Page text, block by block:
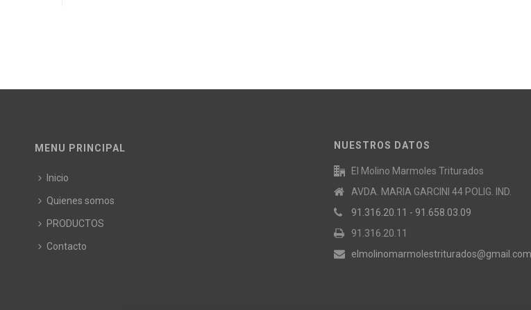
MENU PRINCIPAL
Inicio
Quienes somos
PRODUCTOS
Contacto
NUESTROS DATOS
El Molino Marmoles Triturados
AVDA. MARIA GARCINI 44 POLIG. IND.
91.316.20.11 - 91.658.03.09
91.316.20.11
elmolinomarmolestriturados@gmail.com